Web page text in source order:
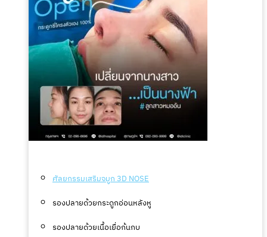
ศัลยกรรมเสริมจมูก 3D NOSE
รองปลายด้วยกระดูกอ่อนหลังหู
รองปลายด้วยเนื้อเยื่อก้นกบ